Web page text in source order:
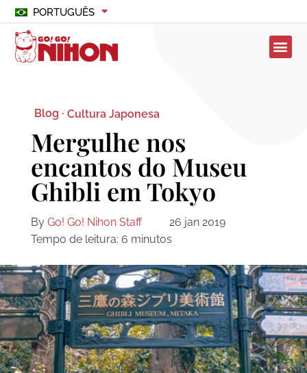
PORTUGUÊS
Blog · Cultura Japonesa
Mergulhe nos
encantos do Museu
Ghibli em Tokyo
By Go! Go! Nihon Staff
26 jan 2019
Tempo de leitura: 6 minutos